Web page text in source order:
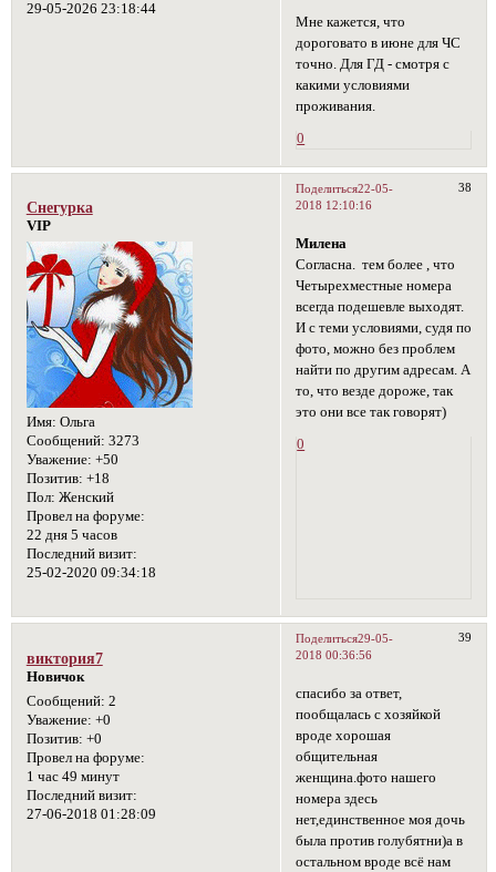
29-05-2026 23:18:44
Мне кажется, что
дороговато в июне для ЧС
точно. Для ГД - смотря с
какими условиями
проживания.
0
Поделиться 38
22-05-
2018 12:10:16
Снегурка
VIP
Имя: Ольга
Сообщений: 3273
Уважение: +50
Позитив: +18
Пол: Женский
Провел на форуме:
22 дня 5 часов
Последний визит:
25-02-2020 09:34:18
Милена
Согласна. тем более , что
Четырехместные номера
всегда подешевле выходят.
И с теми условиями, судя по
фото, можно без проблем
найти по другим адресам. А
то, что везде дороже, так
это они все так говорят)
0
Поделиться 39
29-05-
2018 00:36:56
виктория7
Новичок
Сообщений: 2
Уважение: +0
Позитив: +0
Провел на форуме:
1 час 49 минут
Последний визит:
27-06-2018 01:28:09
спасибо за ответ,
пообщалась с хозяйкой
вроде хорошая
общительная
женщина.фото нашего
номера здесь
нет,единственное моя дочь
была против голубятни)а в
остальном вроде всё нам